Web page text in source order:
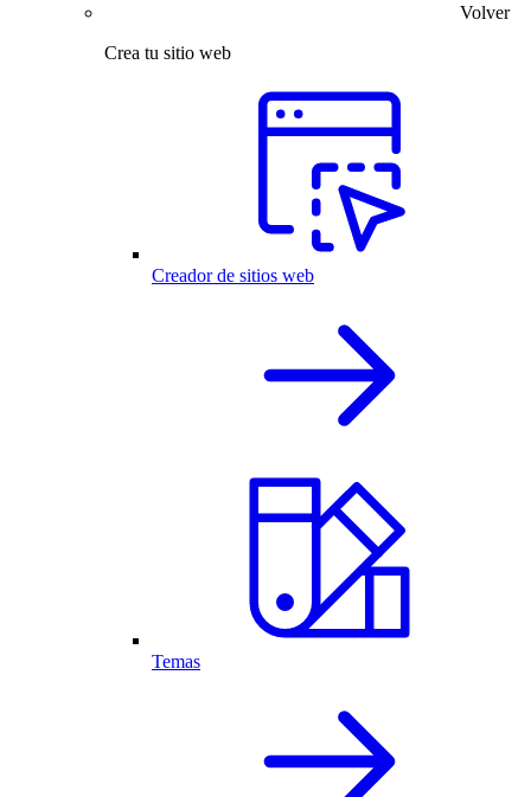
Volver
Crea tu sitio web
Creador de sitios web
Temas